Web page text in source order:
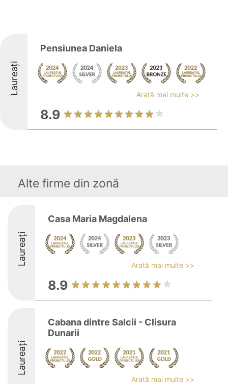
Laureați
Pensiunea Daniela
Arată mai multe >>
8.9
Alte firme din zonă
Laureați
Casa Maria Magdalena
Arată mai multe >>
8.9
Laureați
Cabana dintre Salcii - Clisura
Dunarii
Arată mai multe >>